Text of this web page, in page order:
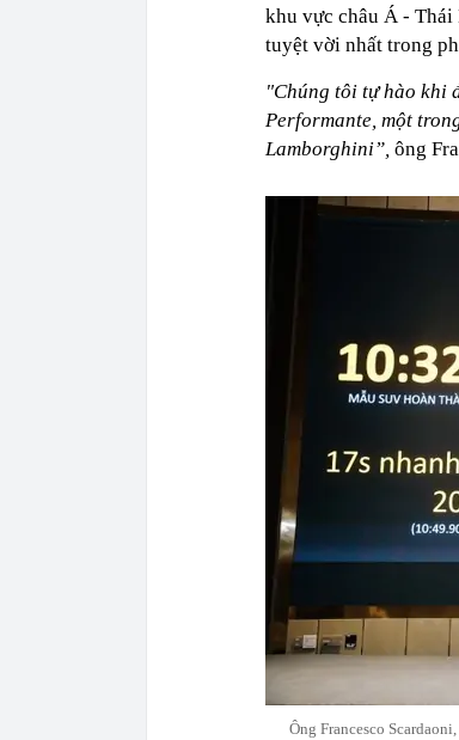
khu vực châu Á - Thái
tuyệt vời nhất trong
"Chúng tôi tự hào khi
Performante, một
Lamborghini”, ông
Ông Francesco